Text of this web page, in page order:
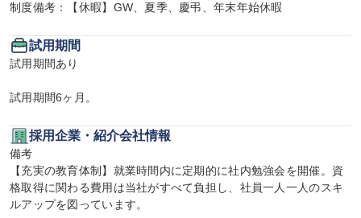
制度備考：【休暇】GW、夏季、慶弔、年末年始休暇
試用期間
試用期間あり
試用期間6ヶ月。
採用企業・紹介会社情報
備考
【充実の教育体制】就業時間内に定期的に社内勉強会を開催。資
格取得に関わる費用は当社がすべて負担し、社員一人一人のスキ
ルアップを図っています。